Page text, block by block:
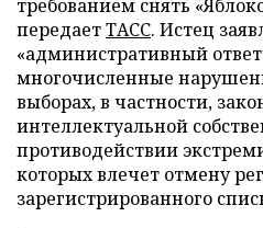
требованием снять
передаетТАСС. Истец
«административный
многочисленные
выборах, в частности,
интеллектуальной
противодействии
которых влечет отмену
зарегистрированного